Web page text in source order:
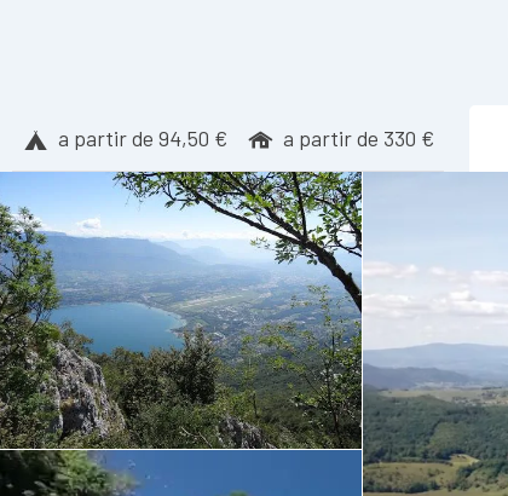
a partir de 94,50 € a partir de 330 €